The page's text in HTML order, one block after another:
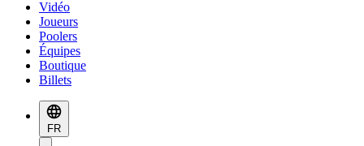
Vidéo
Joueurs
Poolers
Équipes
Boutique
Billets
FR